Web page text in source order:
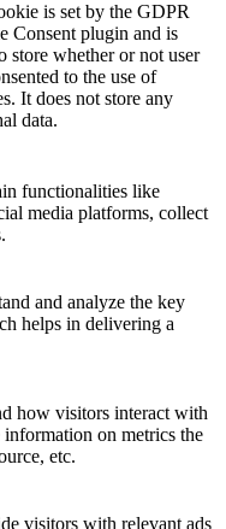
is set by the GDPR
Consent plugin and is
store whether or not user
to the use of
It does not store any
data.
functionalities like
media platforms, collect
and analyze the key
helps in delivering a
how visitors interact with
on metrics the
etc.
visitors with relevant ads